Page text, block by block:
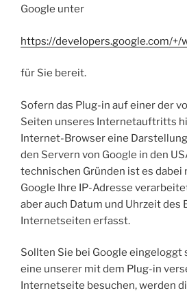
Google unter
https://developers.google.com/+/
für Sie bereit.
Sofern das Plug-in auf einer der
Seiten unseres Internetauftritts
Internet-Browser eine
den Servern von Google in den
technischen Gründen ist es dabei
Google Ihre IP-Adresse
aber auch Datum und Uhrzeit des
Internetseiten erfasst.
Sollten Sie bei Google eingeloggt
eine unserer mit dem Plug-in
Internetseite besuchen, werden